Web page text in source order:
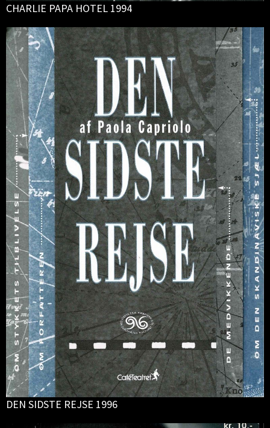
CHARLIE PAPA HOTEL 1994
DEN SIDSTE REJSE 1996